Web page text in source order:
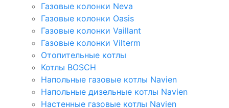
Газовые колонки Neva
Газовые колонки Oasis
Газовые колонки Vaillant
Газовые колонки Vilterm
Отопительные котлы
Котлы BOSCH
Напольные газовые котлы Navien
Напольные дизельные котлы Navien
Настенные газовые котлы Navien